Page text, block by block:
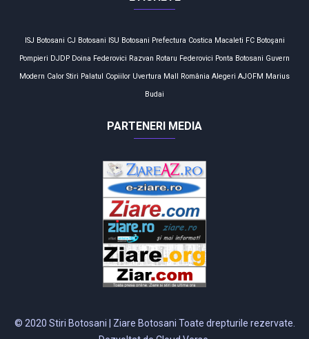
ISJ Botosani CJ Botosani ISU Botosani Prefectura Costica Macaleti FC Botoşani
Pompieri DJDP Doina Federovici Razvan Rotaru Federovici Ponta Botosani Guvern
Modern Calor Stiri Palatul Copiilor Uvertura Mall România Alegeri AJOFM Marius
Budai
PARTENERI MEDIA
© 2020 Stiri Botosani | Ziare Botosani Toate drepturile rezervate.